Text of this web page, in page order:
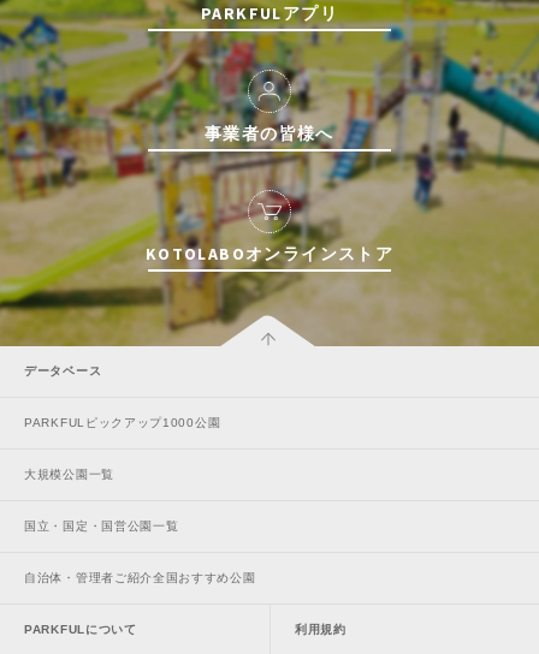
PARKFULアプリ
事業者の皆様へ
KOTOLABOオンラインストア
データベース
PARKFULピックアップ1000公園
大規模公園一覧
国立・国定・国営公園一覧
自治体・管理者ご紹介全国おすすめ公園
PARKFULについて 利用規約